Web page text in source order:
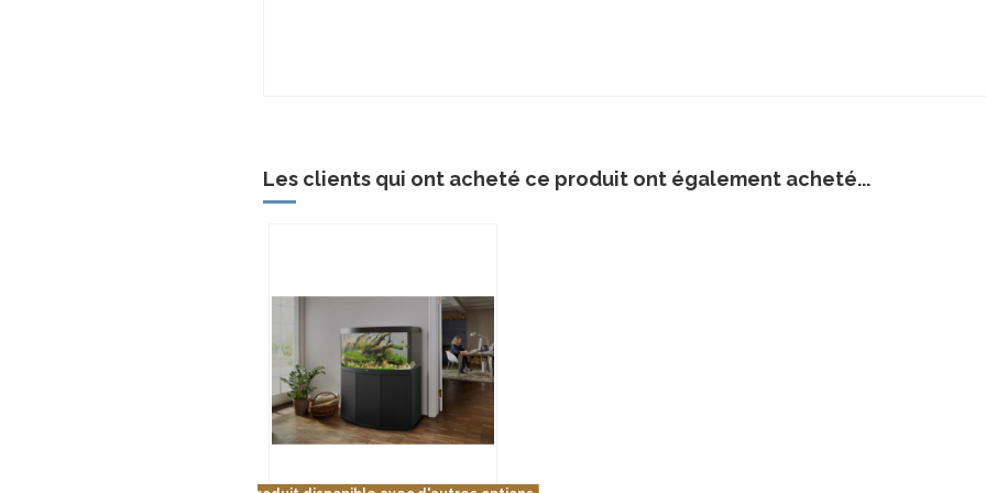
Les clients qui ont acheté ce produit ont également acheté...